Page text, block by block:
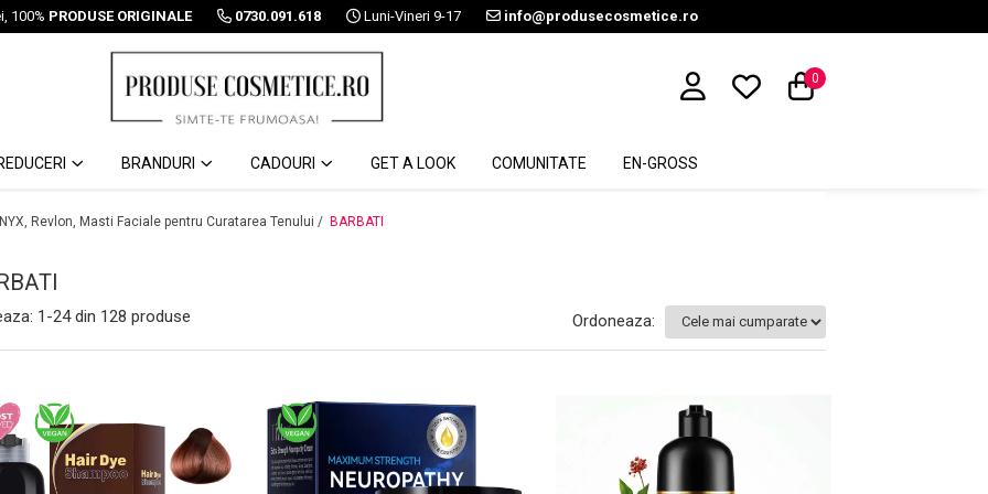
100% PRODUSE ORIGINALE 0730.091.618 Luni-Vineri 9-17 info@produsecosmetice.ro
0
BRANDURI CADOURI GET A LOOK COMUNITATE EN-GROSS
Revlon, Masti Faciale pentru Curatarea Tenului / BARBATI
1-24din 128 produse Ordoneaza: